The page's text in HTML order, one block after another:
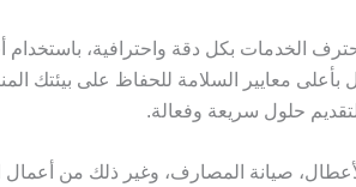
الخدمات بكل دقة واحترافية،
بأعلى معايير السلامة للحفاظ على
حلول سريعة وفعالة.
صيانة المصارف، وغير ذلك من